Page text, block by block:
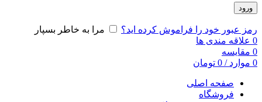
ورود
رمز عبور خود را فراموش کرده اید؟
مرا به خاطر بسپار
0 علاقه مندی ها
0 مقایسه
0 موارد /
0 تومان
صفحه اصلی
فروشگاه